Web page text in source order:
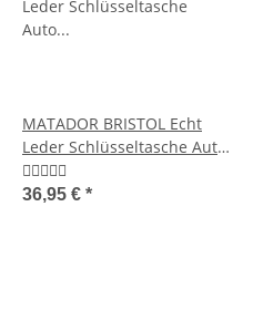
MATADOR BRISTOL Echt
Leder Schlüsseltasche Auto
Motorrad RFID
36,95 € *